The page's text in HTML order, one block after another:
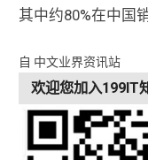
其中约80%在中国
自 中文业界资讯站
欢迎您加入199IT